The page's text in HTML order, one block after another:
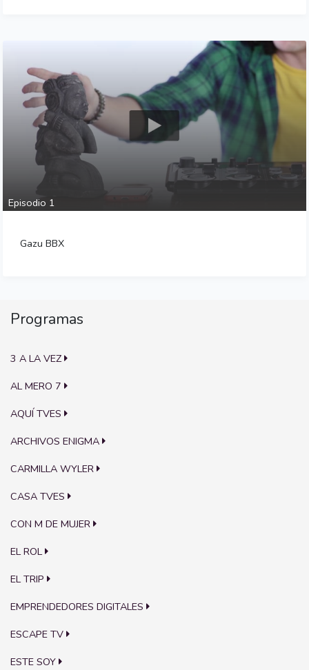
Episodio 1
Gazu BBX
Programas
3 A LA VEZ
AL MERO 7
AQUÍ TVES
ARCHIVOS ENIGMA
CARMILLA WYLER
CASA TVES
CON M DE MUJER
EL ROL
EL TRIP
EMPRENDEDORES DIGITALES
ESCAPE TV
ESTE SOY